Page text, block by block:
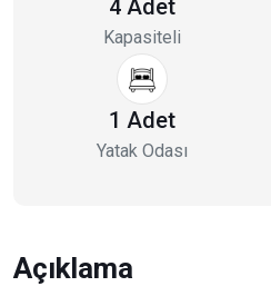
4 Adet
Kapasiteli
1 Adet
Yatak Odası
Açıklama